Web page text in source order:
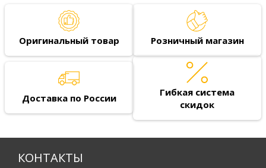
Оригинальный товар Розничный магазин
Доставка по России
Гибкая система
скидок
КОНТАКТЫ